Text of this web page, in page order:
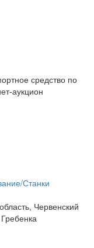
средство по
аукцион
Станки
Червенский